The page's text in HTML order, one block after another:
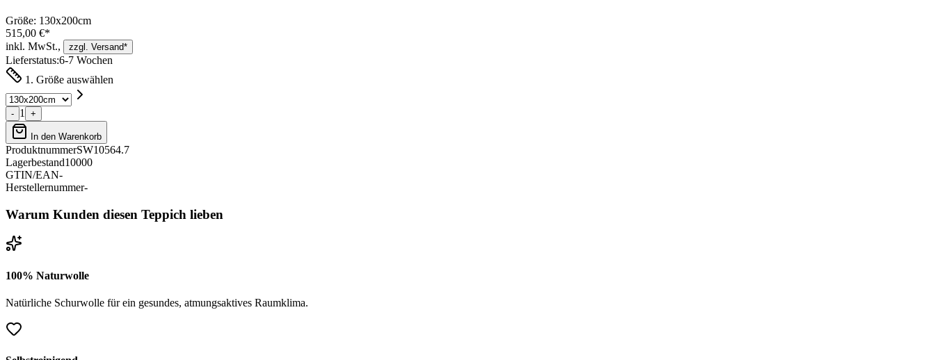
Größe: 130x200cm
515,00 €*
inkl. MwSt.,
zzgl. Versand*
Lieferstatus:6-7 Wochen
1. Größe auswählen
- 1 +
In den Warenkorb
ProduktnummerSW10564.7
Lagerbestand10000
GTIN/EAN-
Herstellernummer-
Warum Kunden diesen Teppich lieben
100% Naturwolle
Natürliche Schurwolle für ein gesundes, atmungsaktives Raumklima.